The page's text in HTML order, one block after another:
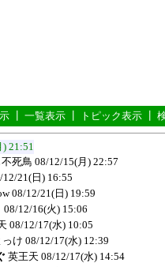
一覧表示 トピック表示
21:51
死鳥 08/12/15(月) 22:57
12/21(日) 16:55
08/12/21(日) 19:59
08/12/16(火) 15:06
08/12/17(水) 10:05
っけ 08/12/17(水) 12:39
英王天 08/12/17(水) 14:54